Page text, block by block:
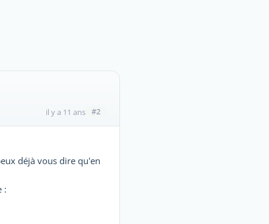
il y a 11 ans #2
déjà vous dire qu'en
: